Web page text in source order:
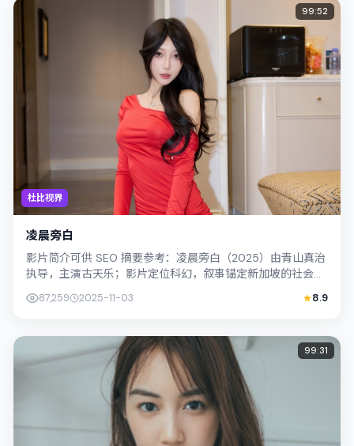
杜比视界
99:52
凌晨旁白
影片简介可供 SEO 摘要参考：凌晨旁白（2025）由青山真治
执导，主演古天乐；影片定位科幻，叙事锚定新加坡的社会议
87,259 2025-11-03 8.9
99:31